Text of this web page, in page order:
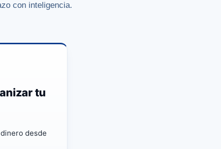
con inteligencia.
tu
desde